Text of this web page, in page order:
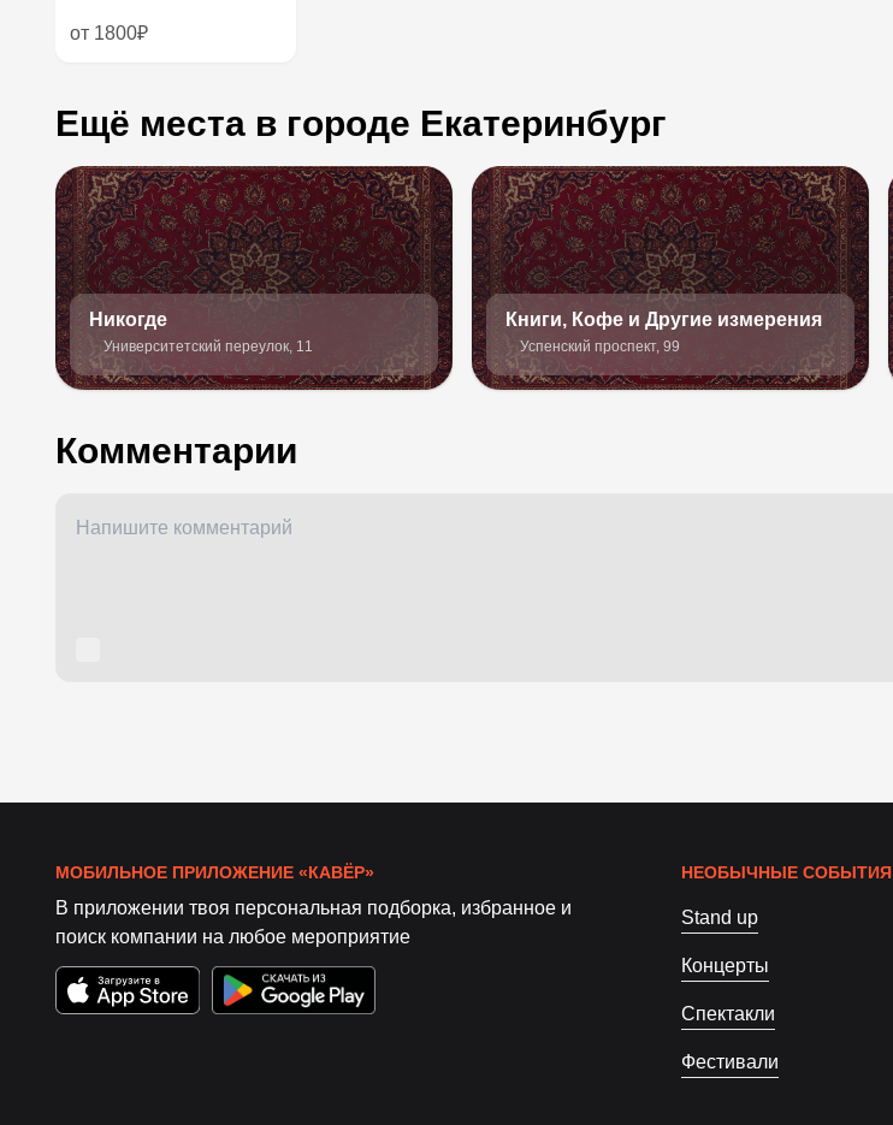
от 1800₽
Ещё места в городе Екатеринбург
Никогде
Университетский переулок, 11
Книги, Кофе и Другие измерения
Успенский проспект, 99
Комментарии
МОБИЛЬНОЕ ПРИЛОЖЕНИЕ «КАВЁР»
В приложении твоя персональная подборка, избранное и
поиск компании на любое мероприятие
НЕОБЫЧНЫЕ СОБЫТИЯ
Stand up
Концерты
Спектакли
Фестивали